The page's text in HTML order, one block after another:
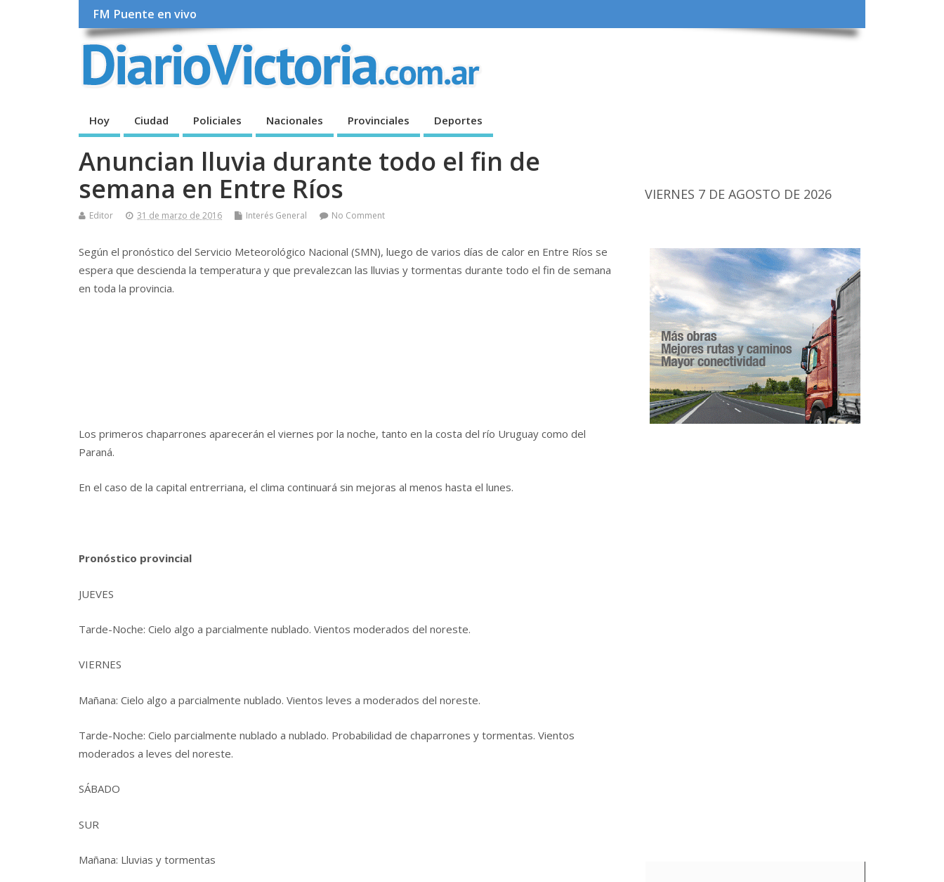
FM Puente en vivo
Hoy Ciudad Policiales Nacionales Provinciales Deportes
Anuncian lluvia durante todo el fin de
semana en Entre Ríos
Editor 31 de marzo de 2016 Interés General No Comment
Según el pronóstico del Servicio Meteorológico Nacional (SMN), luego de varios días de calor en Entre Ríos se
espera que descienda la temperatura y que prevalezcan las lluvias y tormentas durante todo el fin de semana
en toda la provincia.
Los primeros chaparrones aparecerán el viernes por la noche, tanto en la costa del río Uruguay como del
Paraná.
En el caso de la capital entrerriana, el clima continuará sin mejoras al menos hasta el lunes.
Pronóstico provincial
JUEVES
Tarde-Noche: Cielo algo a parcialmente nublado. Vientos moderados del noreste.
VIERNES
Mañana: Cielo algo a parcialmente nublado. Vientos leves a moderados del noreste.
Tarde-Noche: Cielo parcialmente nublado a nublado. Probabilidad de chaparrones y tormentas. Vientos
moderados a leves del noreste.
SÁBADO
SUR
Mañana: Lluvias y tormentas
VIERNES 7 DE AGOSTO DE 2026